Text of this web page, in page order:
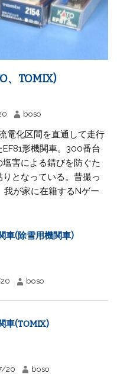
、TOMIX)
boso
電化区間を直通して走行
形機関車。300番台
害による錆びを防ぐた
となっている。昔撮っ
我が家に在籍するNゲー
車(除雪用機関車)
boso
車(TOMIX)
20 boso